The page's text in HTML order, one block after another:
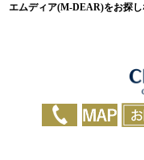
エムディア(M-DEAR)をお探